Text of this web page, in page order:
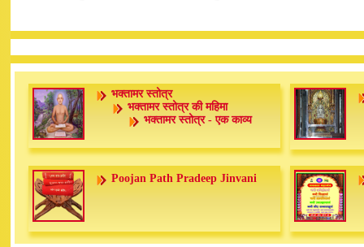
भक्तामर स्तोत्र
भक्तामर स्तोत्र की महिमा
भक्तामर स्तोत्र - एक काव्य
Poojan Path Pradeep Jinvani